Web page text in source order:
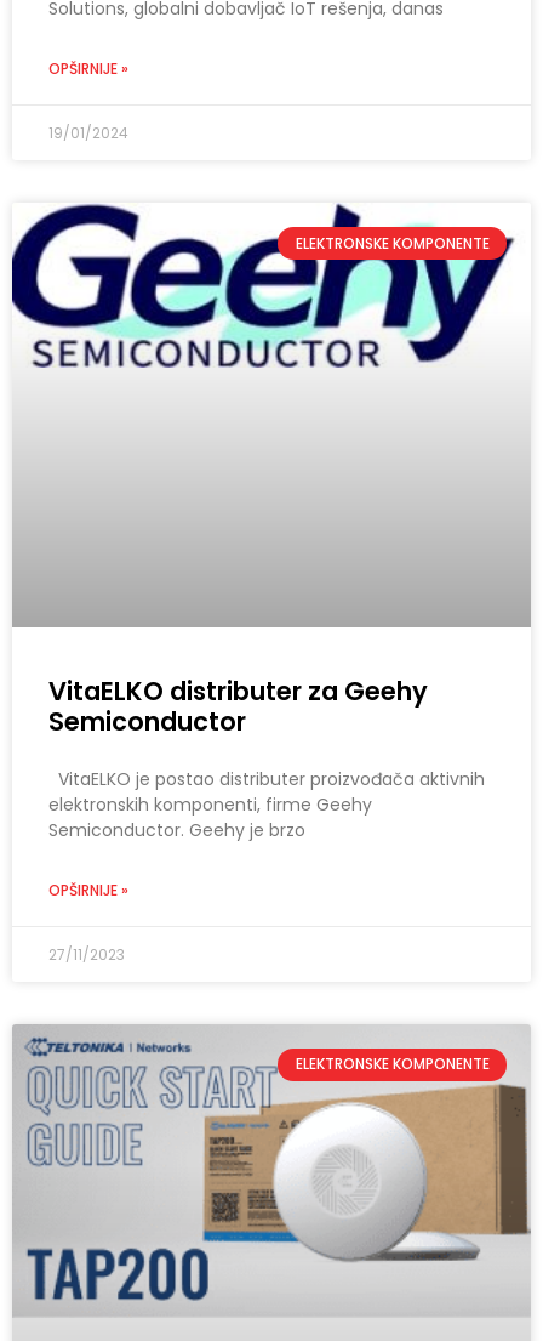
Solutions, globalni dobavljač IoT rešenja, danas
OPŠIRNIJE »
19/01/2024
ELEKTRONSKE KOMPONENTE
VitaELKO distributer za Geehy
Semiconductor
VitaELKO je postao distributer proizvođača aktivnih
elektronskih komponenti, firme Geehy
Semiconductor. Geehy je brzo
OPŠIRNIJE »
27/11/2023
ELEKTRONSKE KOMPONENTE